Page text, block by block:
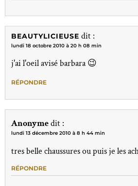
BEAUTYLICIEUSE dit :
lundi 18 octobre 2010 à 20 h 08 min
j'ai l'oeil avisé barbara 😉
RÉPONDRE
Anonymedit :
lundi 13 décembre 2010 à 8 h 44 min
tres belle chaussures ou puis je les
RÉPONDRE